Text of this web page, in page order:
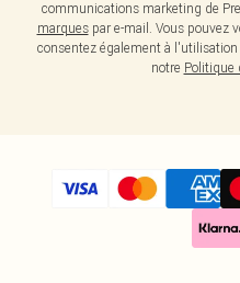
communications marketing de
marquespar e-mail. Vous pouvez
consentez également à
notre Politique